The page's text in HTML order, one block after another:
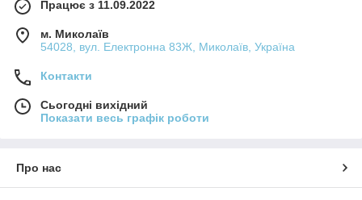
Працює з 11.09.2022
м. Миколаїв
54028, вул. Електронна 83Ж, Миколаїв, Україна
Контакти
Сьогодні вихідний
Показати весь графік роботи
Про нас